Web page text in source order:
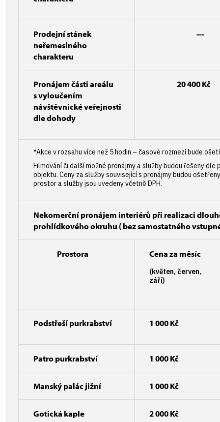
Prodejní stánek
neřemeslného
charakteru
---
Pronájem části areálu
s vyloučením
návštěvnické veřejnosti
dle dohody
20 400 Kč
*Akce v rozsahu více než 5 hodin – časové rozmezí bude
Filmování či další možné pronájmy a služby budou řešeny dle
objektu. Ceny za služby související s pronájmy budou
prostor a služby jsou uvedeny včetně DPH.
Nekomerční pronájem interiérů při realizaci
prohlídkového okruhu ( bez samostatného
Prostora Cena za měsíc
(květen, červen,
září)
Podstřeší purkrabství 1 000 Kč
Patro purkrabství 1 000 Kč
Manský palác jižní 1 000 Kč
Gotická kaple 2 000 Kč